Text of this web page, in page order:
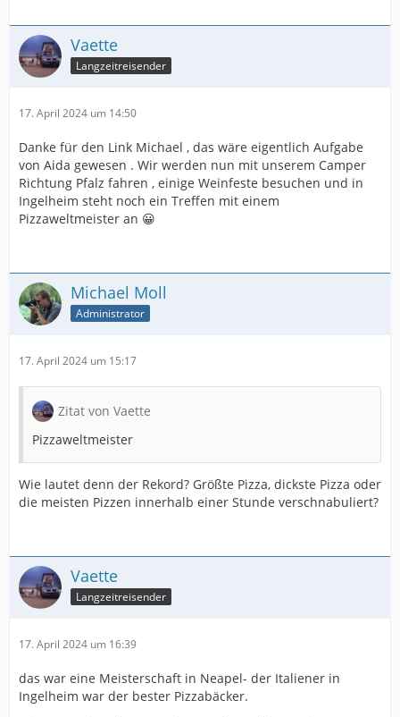
Vaette
Langzeitreisender
17. April 2024 um 14:50
Danke für den Link Michael , das wäre eigentlich Aufgabe
von Aida gewesen . Wir werden nun mit unserem Camper
Richtung Pfalz fahren , einige Weinfeste besuchen und in
Ingelheim steht noch ein Treffen mit einem
Pizzaweltmeister an 😀
Michael Moll
Administrator
17. April 2024 um 15:17
Zitat von Vaette
Pizzaweltmeister
Wie lautet denn der Rekord? Größte Pizza, dickste Pizza oder
die meisten Pizzen innerhalb einer Stunde verschnabuliert?
Vaette
Langzeitreisender
17. April 2024 um 16:39
das war eine Meisterschaft in Neapel- der Italiener in
Ingelheim war der bester Pizzabäcker.